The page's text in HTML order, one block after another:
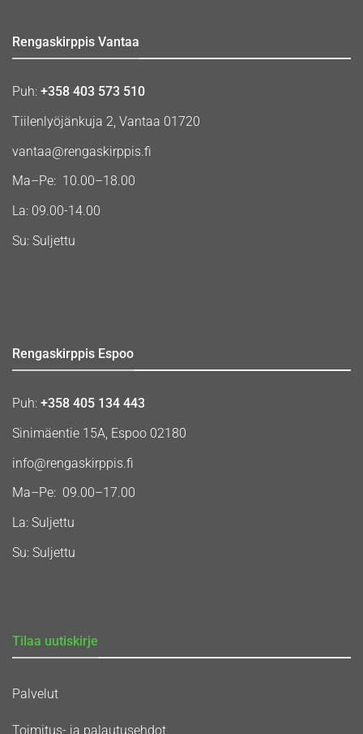
Rengaskirppis Vantaa
Puh: +358 403 573 510
Tiilenlyöjänkuja 2, Vantaa 01720
vantaa@rengaskirppis.fi
Ma–Pe: 10.00–18.00
La: 09.00-14.00
Su: Suljettu
Rengaskirppis Espoo
Puh: +358 405 134 443
Sinimäentie 15A, Espoo 02180
info@rengaskirppis.fi
Ma–Pe: 09.00–17.00
La: Suljettu
Su: Suljettu
Tilaa uutiskirje
Palvelut
Toimitus- ja palautusehdot